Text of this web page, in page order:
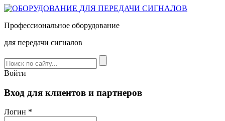
Профессиональное оборудование
для передачи сигналов
Войти
Вход для клиентов и партнеров
Логин *